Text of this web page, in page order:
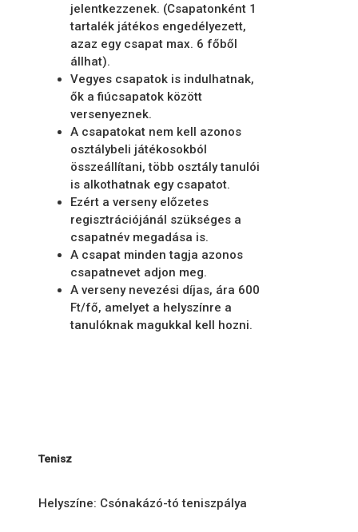
jelentkezzenek. (Csapatonként 1
tartalék játékos engedélyezett,
azaz egy csapat max. 6 főből
állhat).
Vegyes csapatok is indulhatnak,
ők a fiúcsapatok között
versenyeznek.
A csapatokat nem kell azonos
osztálybeli játékosokból
összeállítani, több osztály tanulói
is alkothatnak egy csapatot.
Ezért a verseny előzetes
regisztrációjánál szükséges a
csapatnév megadása is.
A csapat minden tagja azonos
csapatnevet adjon meg.
A verseny nevezési díjas, ára 600
Ft/fő, amelyet a helyszínre a
tanulóknak magukkal kell hozni.
Tenisz
Helyszíne: Csónakázó-tó teniszpálya